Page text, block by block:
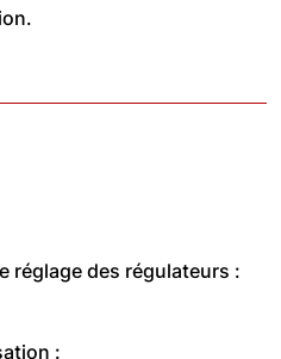
réglage des régulateurs :
: